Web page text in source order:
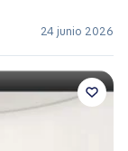
24 junio 2026